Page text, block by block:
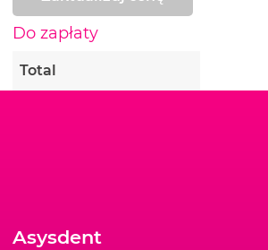
Do zapłaty
Total
Asysdent